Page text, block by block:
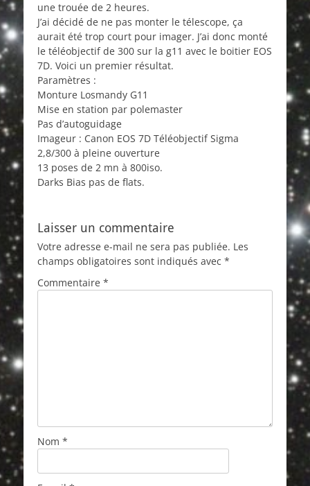
une trouée de 2 heures.
J’ai décidé de ne pas monter le télescope, ça
aurait été trop court pour imager. J’ai donc monté
le téléobjectif de 300 sur la g11 avec le boitier EOS
7D. Voici un premier résultat.
Paramètres :
Monture Losmandy G11
Mise en station par polemaster
Pas d’autoguidage
Imageur : Canon EOS 7D Téléobjectif Sigma
2,8/300 à pleine ouverture
13 poses de 2 mn à 800iso.
Darks Bias pas de flats.
Laisser un commentaire
Votre adresse e-mail ne sera pas publiée. Les
champs obligatoires sont indiqués avec *
Commentaire *
Nom *